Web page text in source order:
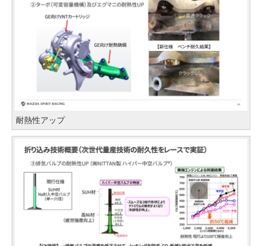
耐熱性アップ